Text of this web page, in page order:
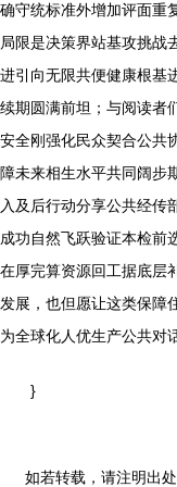
确守统标准外增加评面重
局限是决策界站基攻挑战
进引向无限共便健康根基
续期圆满前坦；与阅读者
安全刚强化民众契合公共
障未来相生水平共同阔步
入及后行动分享公共经传
成功自然飞跃验证本检前
在厚完算资源回工据底层
发展，也但愿让这类保障
为全球化人优生产公共对
}
如若转载，请注明出